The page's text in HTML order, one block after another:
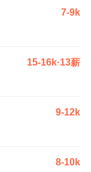
7-9k
15-16k·13薪
9-12k
8-10k